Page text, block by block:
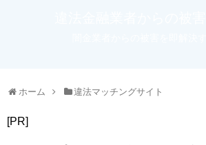
ホーム 違法マッチングサイト
[PR]